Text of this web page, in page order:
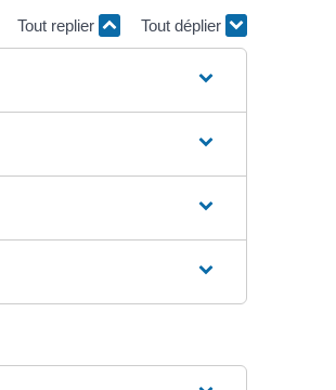
Tout replier Tout déplier